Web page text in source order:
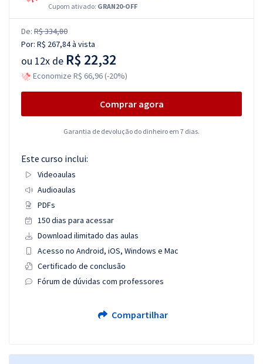
Cupom ativado: GRAN20-OFF
De: R$ 334,80
Por: R$ 267,84à vista
ou 12x de R$ 22,32
Economize R$ 66,96 (-20%)
Comprar agora
Garantia de devolução do dinheiro em 7 dias.
Este curso inclui:
Videoaulas
Audioaulas
PDFs
150 dias para acessar
Download ilimitado das aulas
Acesso no Android, iOS, Windows e Mac
Certificado de conclusão
Fórum de dúvidas com professores
Compartilhar